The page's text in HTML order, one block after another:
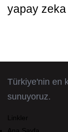
yapay zeka
Türkiye'nin en
sunuyoruz.
Linkler